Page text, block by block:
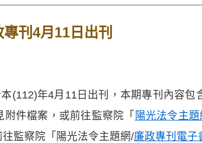
刊4月11日出刊
(112)年4月11日出刊，本期專刊內容
件檔案，或前往監察院「 陽光法令主題
監察院「陽光法令主題網/廉政專刊電子